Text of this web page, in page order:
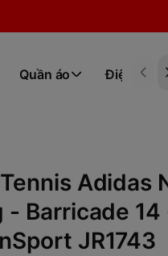
Quần áo Điện tử
Adidas
- Barricade 14
JR1743